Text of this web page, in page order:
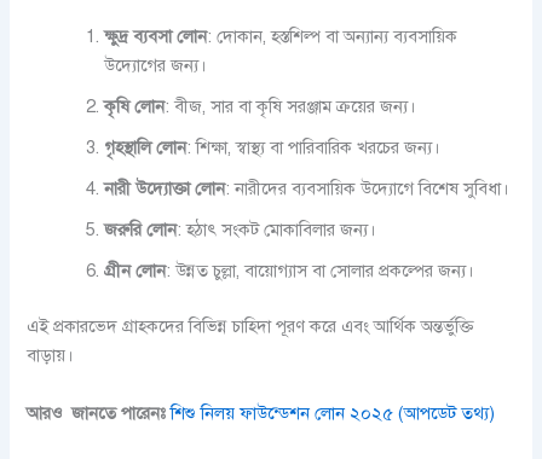
ক্ষুদ্র ব্যবসা লোন: দোকান, হস্তশিল্প বা অন্যান্য ব্যবসায়িক
উদ্যোগের জন্য।
কৃষি লোন: বীজ, সার বা কৃষি সরঞ্জাম ক্রয়ের জন্য।
গৃহস্থালি লোন: শিক্ষা, স্বাস্থ্য বা পারিবারিক খরচের জন্য।
নারী উদ্যোক্তা লোন: নারীদের ব্যবসায়িক উদ্যোগে বিশেষ সুবিধা।
জরুরি লোন: হঠাৎ সংকট মোকাবিলার জন্য।
গ্রীন লোন: উন্নত চুল্লা, বায়োগ্যাস বা সোলার প্রকল্পের জন্য।
এই প্রকারভেদ গ্রাহকদের বিভিন্ন চাহিদা পূরণ করে এবং আর্থিক অন্তর্ভুক্তি
বাড়ায়।
আরও জানতে পারেনঃশিশু নিলয় ফাউন্ডেশন লোন ২০২৫ (আপডেট তথ্য)